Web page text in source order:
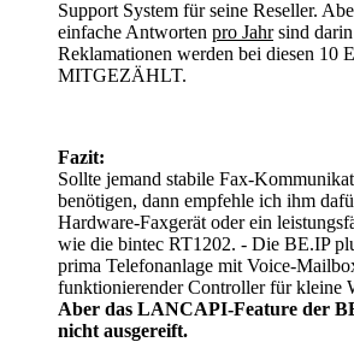
Support System für seine Reseller.
einfache Antworten pro Jahrsind
Reklamationen werden bei diesen 10
MITGEZÄHLT.
Fazit:
Sollte jemand stabile Fax-
benötigen, dann empfehle ich ihm
Hardware-Faxgerät oder ein
wie die bintec RT1202. - Die BE.IP
prima Telefonanlage mit Voice-
funktionierender Controller für kleine
Aber das LANCAPI-Feature der
nicht ausgereift.